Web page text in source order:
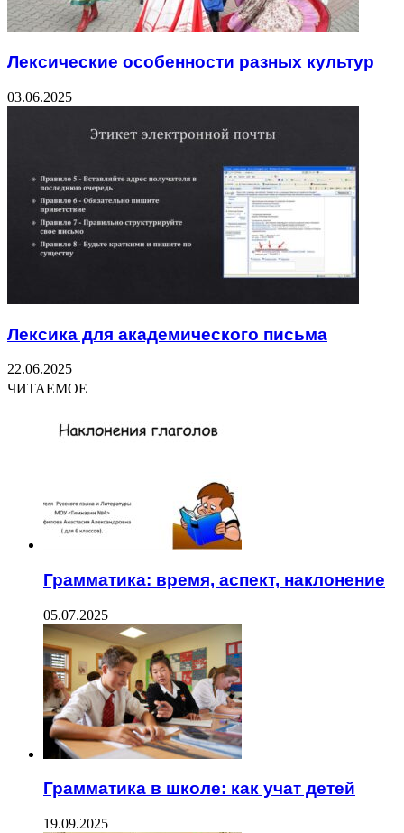
Лексические особенности разных культур
03.06.2025
Лексика для академического письма
22.06.2025
ЧИТАЕМОЕ
Грамматика: время, аспект, наклонение
05.07.2025
Грамматика в школе: как учат детей
19.09.2025